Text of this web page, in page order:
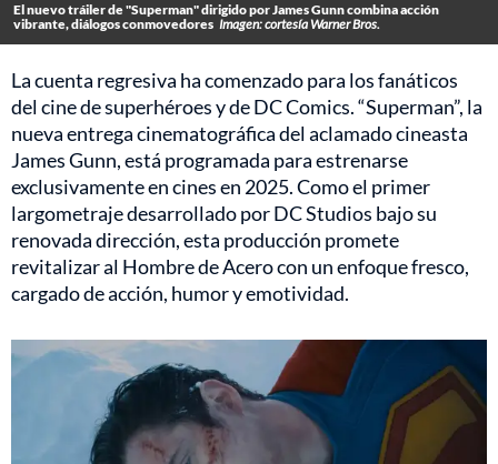
El nuevo tráiler de "Superman" dirigido por James Gunn combina acción
vibrante, diálogos conmovedores Imagen: cortesía Warner Bros.
La cuenta regresiva ha comenzado para los fanáticos
del cine de superhéroes y de DC Comics. “Superman”, la
nueva entrega cinematográfica del aclamado cineasta
James Gunn, está programada para estrenarse
exclusivamente en cines en 2025. Como el primer
largometraje desarrollado por DC Studios bajo su
renovada dirección, esta producción promete
revitalizar al Hombre de Acero con un enfoque fresco,
cargado de acción, humor y emotividad.